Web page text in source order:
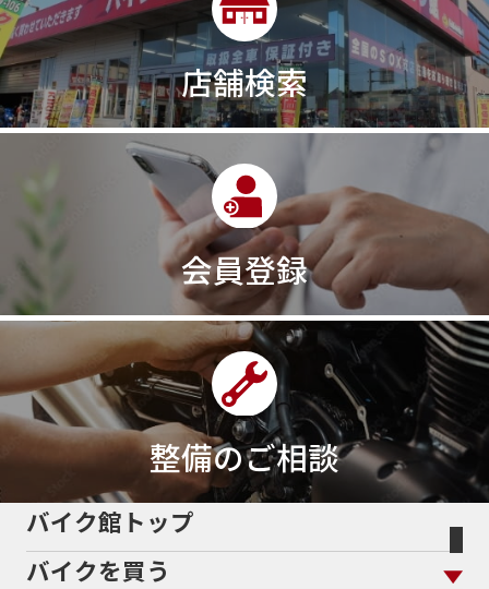
300㎞/ｈ30th
30th Anniversary
30th記念モデル30万以下30周年
30周年記念モデル313cc320台限定
320ｃｃ350cc35ps390390ADVENTURE
390DUKE390アドベンチャー
3気筒エンジン
3気筒クロスプレーン3点パニア
3輪スポーツバイク400400X ABS400cc
400ccアメリカン400アメリカン
400ｃｃスポーツ400ｃｃモタード
43馬力464848ps4D94V 4ストローク
4ミニ4月4気筒5/31 5000円 500cc
50cc
50cc新車50cc限定50th Anniversary
50thAnniversary50th記念モデル50周年
50周年記念モデル5600シリーズ
5インチカラーTFT液晶5バルブ5月600cc
60Thモデル 60th
61馬力636cc
店舗検索
会員登録
整備のご相談
バイク館トップ
バイクを買う